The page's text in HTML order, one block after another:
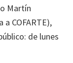
Martín
COFARTE),
de lunes